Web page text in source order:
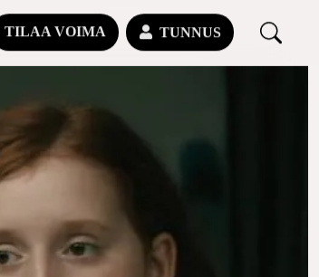
TILAA VOIMA TUNNUS